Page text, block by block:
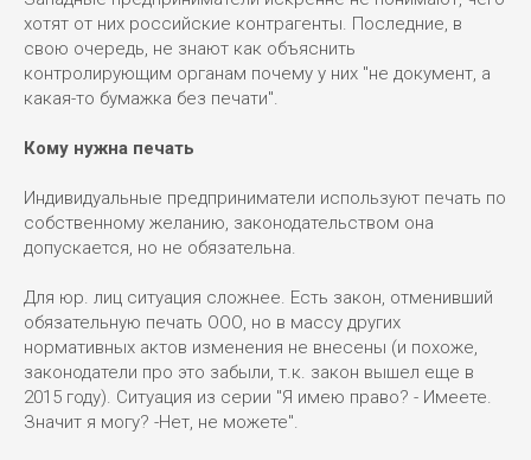
хотят от них российские контрагенты. Последние, в
свою очередь, не знают как объяснить
контролирующим органам почему у них "не документ, а
какая-то бумажка без печати".
Кому нужна печать
Индивидуальные предприниматели используют печать по
собственному желанию, законодательством она
допускается, но не обязательна.
Для юр. лиц ситуация сложнее. Есть закон, отменивший
обязательную печать ООО, но в массу других
нормативных актов изменения не внесены (и похоже,
законодатели про это забыли, т.к. закон вышел еще в
2015 году). Ситуация из серии "Я имею право? - Имеете.
Значит я могу? -Нет, не можете".